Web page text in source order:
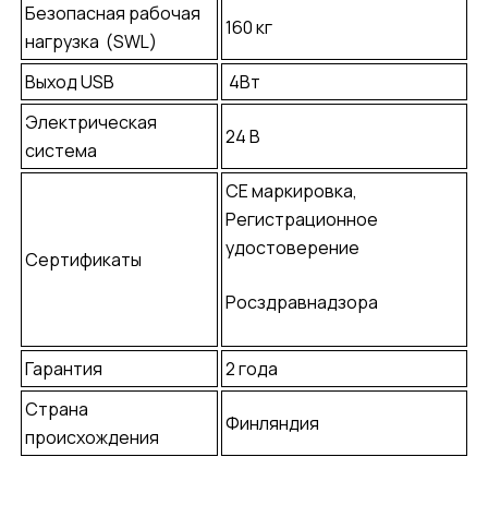
Безопасная рабочая
нагрузка (SWL)
160 кг
Выход USB
4Вт
Электрическая
система
24 В
Сертификаты
СЕ маркировка,
Регистрационное
удостоверение
Росздравнадзора
Гарантия
2 года
Страна
происхождения
Финляндия